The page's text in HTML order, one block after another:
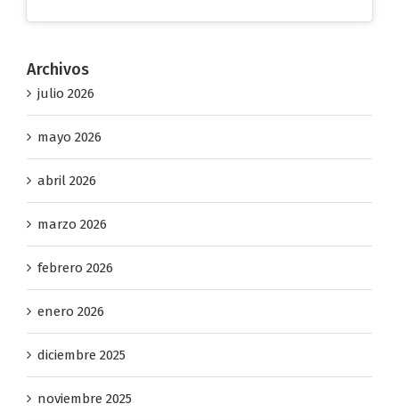
Archivos
julio 2026
mayo 2026
abril 2026
marzo 2026
febrero 2026
enero 2026
diciembre 2025
noviembre 2025